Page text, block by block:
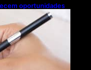
oportunidades